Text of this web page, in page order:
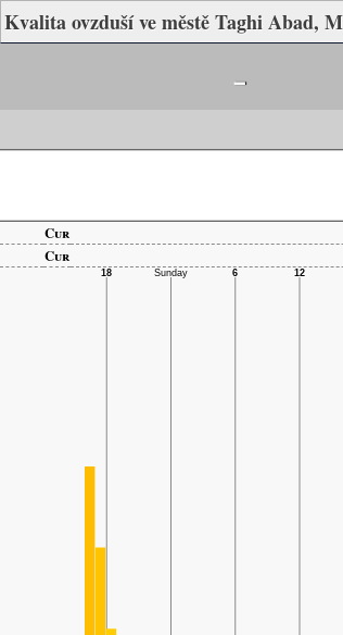
Kvalita ovzduší ve městě Taghi Abad,
-
Cur
Cur